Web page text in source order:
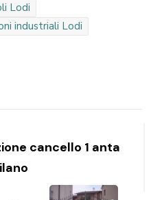
Lodi
industriali Lodi
cancello 1 anta